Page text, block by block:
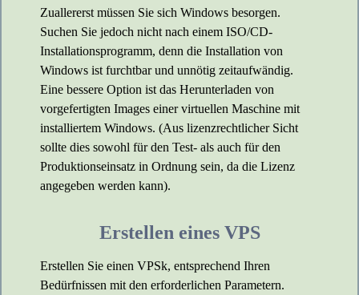
Zuallererst müssen Sie sich Windows besorgen.
Suchen Sie jedoch nicht nach einem ISO/CD-
Installationsprogramm, denn die Installation von
Windows ist furchtbar und unnötig zeitaufwändig.
Eine bessere Option ist das Herunterladen von
vorgefertigten Images einer virtuellen Maschine mit
installiertem Windows. (Aus lizenzrechtlicher Sicht
sollte dies sowohl für den Test- als auch für den
Produktionseinsatz in Ordnung sein, da die Lizenz
angegeben werden kann).
Erstellen eines VPS
Erstellen Sie einen VPSk, entsprechend Ihren
Bedürfnissen mit den erforderlichen Parametern.